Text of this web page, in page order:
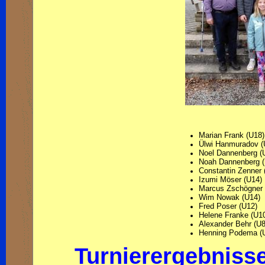
Marian Frank (U18)
Ülwi Hanmuradov
Noel Dannenberg
Noah Dannenberg
Constantin Zenner
Izumi Möser(U14)
Marcus Zschögner
Wim Nowak(U14)
Fred Poser(U12)
Helene Franke
Alexander Behr
Henning Podema